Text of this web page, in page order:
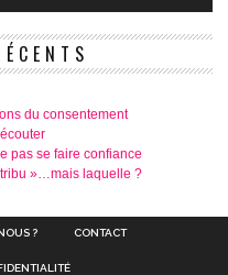
du consentement
pas se faire confiance
tribu »…mais laquelle ?
? CONTACT